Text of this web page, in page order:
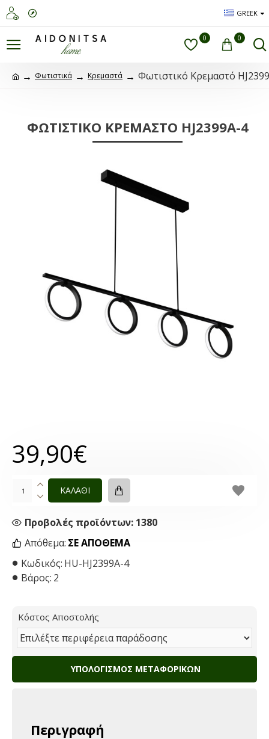
GREEK
0 0
Φωτιστικά Κρεμαστά Φωτιστικό Κρεμαστό
ΦΩΤΙΣΤΙΚΌ ΚΡΕΜΑΣΤΌ HJ2399A-4
Απόθεμα: ΣΕ ΑΠΌΘΕΜΑ
Κωδικός: HU-HJ2399A-4
Βάρος: 2
Προβολές προϊόντων: 1380
39,90€
ΚΑΛΑΘΙ
Κόστος Αποστολής
ΥΠΟΛΟΓΙΣΜΌΣ ΜΕΤΑΦΟΡΙΚΏΝ
Περιγραφή